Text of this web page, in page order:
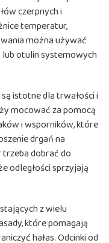
czerpnych i
temperatur,
można używać
lub otulin systemowych
istotne dla trwałości i
mocować za pomocą
i wsporników, które
drgań na
dobrać do
odległości sprzyjają
z wielu
które pomagają
hałas. Odcinki od